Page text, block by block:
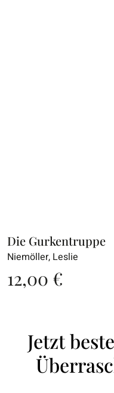
Die Gurkentruppe
Niemöller, Leslie
12,00 €
Jetzt